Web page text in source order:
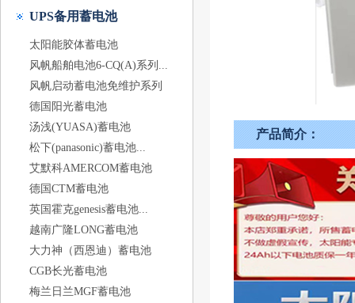
UPS备用蓄电池
太阳能胶体蓄电池
风帆船舶电池6-CQ(A)系列...
风帆启动蓄电池免维护系列
德国阳光蓄电池
汤浅(YUASA)蓄电池
松下(panasonic)蓄电池...
艾默科AMERCOM蓄电池
德国CTM蓄电池
英国霍克genesis蓄电池...
越南广隆LONG蓄电池
大力神（西恩迪）蓄电池
CGB长光蓄电池
梅兰日兰MGF蓄电池
产品简介：